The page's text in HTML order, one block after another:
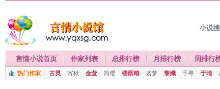
小说
言情小说首页 作家列表 总排行榜 月排行榜 周排行
热门作家 古灵 寄秋 金萱 简璎 楼雨晴 裘梦 黎孅 千寻 于晴